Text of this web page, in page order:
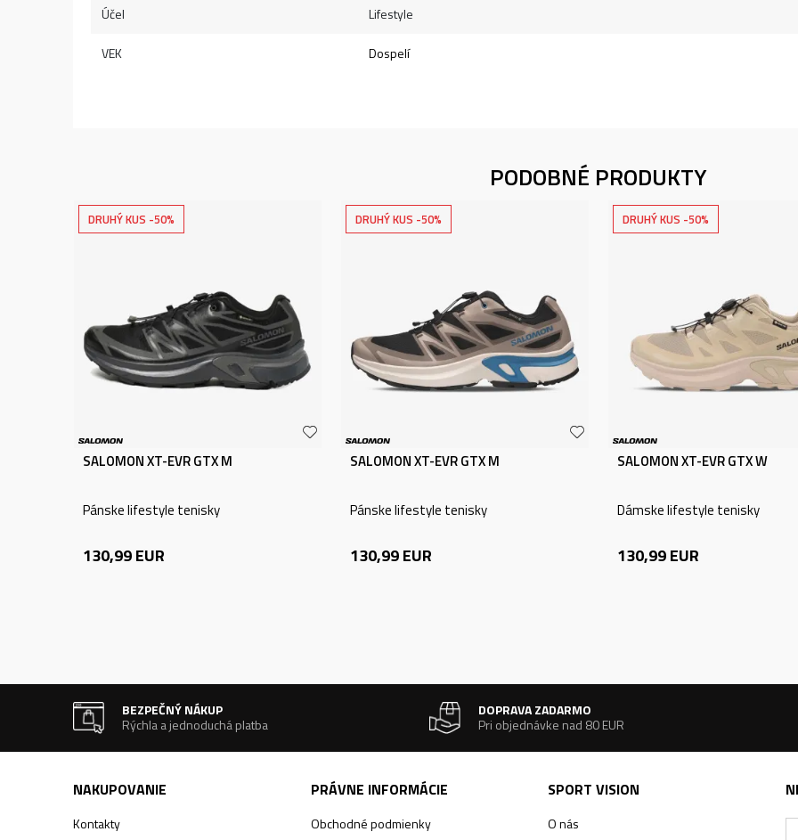
Účel Lifestyle
VEK Dospelí
PODOBNÉ PRODUKTY
DRUHÝ KUS -50%
SALOMON XT-EVR GTX M
Pánske lifestyle tenisky
130,99EUR
DRUHÝ KUS -50%
SALOMON XT-EVR GTX M
Pánske lifestyle tenisky
130,99EUR
DRUHÝ KUS -50%
SALOMON XT-EVR GTX W
Dámske lifestyle tenisky
130,99EUR
BEZPEČNÝ NÁKUP
Rýchla a jednoduchá platba
DOPRAVA ZADARMO
Pri objednávke nad 80 EUR
NAKUPOVANIE
Kontakty
PRÁVNE INFORMÁCIE
Obchodné podmienky
SPORT VISION
O nás